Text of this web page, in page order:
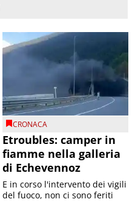
CRONACA
Etroubles: camper in
fiamme nella galleria
di Echevennoz
E in corso l'intervento dei vigili
del fuoco, non ci sono feriti